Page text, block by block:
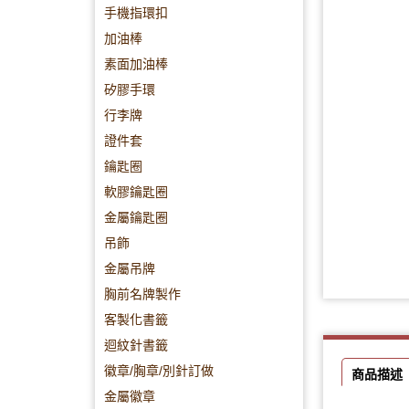
手機指環扣
加油棒
素面加油棒
矽膠手環
行李牌
證件套
鑰匙圈
軟膠鑰匙圈
金屬鑰匙圈
吊飾
金屬吊牌
胸前名牌製作
客製化書籤
迴紋針書籤
徽章/胸章/別針訂做
金屬徽章
商品描述